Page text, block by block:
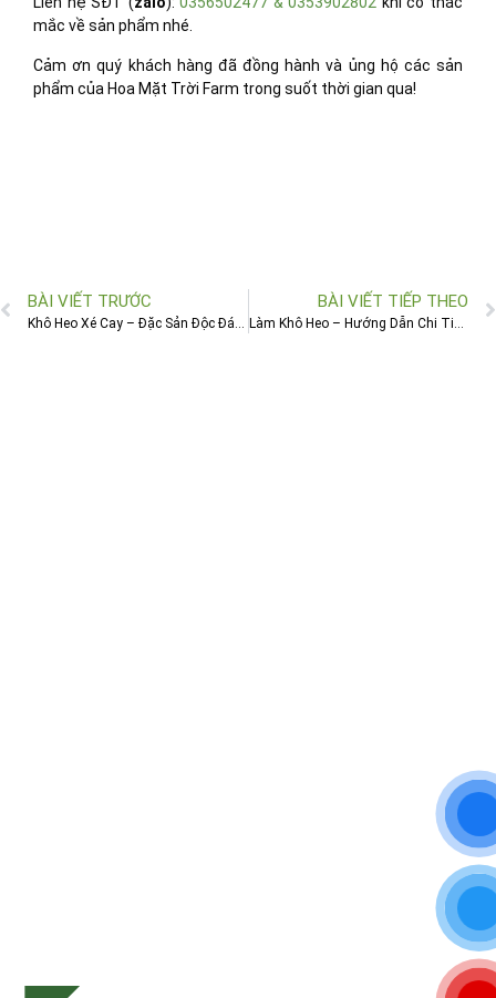
mắc về sản phẩm nhé.
Cảm ơn quý khách hàng đã đồng hành và ủng hộ các sản
phẩm của Hoa Mặt Trời Farm trong suốt thời gian qua!
BÀI VIẾT TRƯỚC
Khô Heo Xé Cay – Đặc Sản Độc Đáo Được Nhiều Người Yêu Thích
BÀI VIẾT TIẾP THEO
Làm Khô Heo – Hướng Dẫn Chi Tiết 3 Bước Làm Khô Heo Ngon, Đậm Đà Tại Nhà